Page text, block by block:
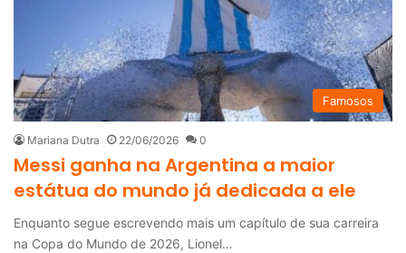
Famosos
Mariana Dutra 22/06/2026 0
Messi ganha na Argentina a maior
estátua do mundo já dedicada a ele
Enquanto segue escrevendo mais um capítulo de sua carreira
na Copa do Mundo de 2026, Lionel…